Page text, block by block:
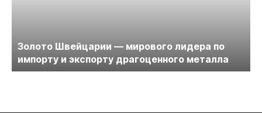
Золото Швейцарии — мирового лидера по
импорту и экспорту драгоценного металла